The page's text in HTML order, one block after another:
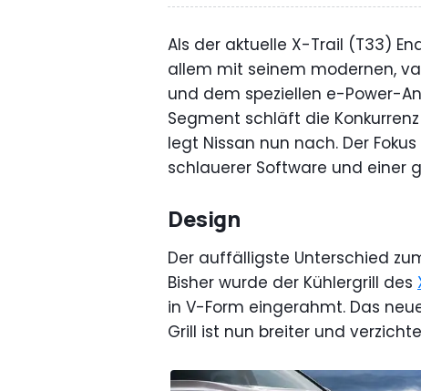
Als der aktuelle X-Trail (T33)
allem mit seinem modernen,
und dem speziellen e-Power-
Segment schläft die
legt Nissan nun nach. Der
schlauerer Software und einer
Design
Der auffälligste Unterschied
Bisher wurde der Kühlergrill des
in V-Form eingerahmt. Das
Grill ist nun breiter und